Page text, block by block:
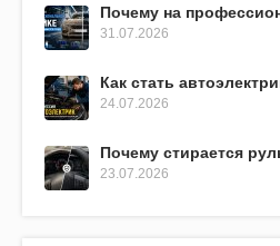
Почему на
31.07.2026
Как стать
24.07.2026
Почему стирается
23.07.2026